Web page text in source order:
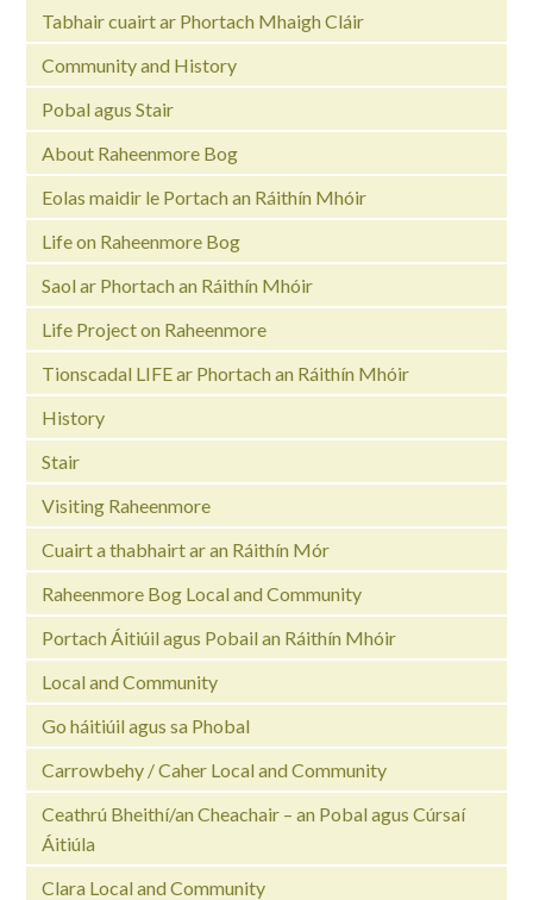
Tabhair cuairt ar Phortach Mhaigh Cláir
Community and History
Pobal agus Stair
About Raheenmore Bog
Eolas maidir le Portach an Ráithín Mhóir
Life on Raheenmore Bog
Saol ar Phortach an Ráithín Mhóir
Life Project on Raheenmore
Tionscadal LIFE ar Phortach an Ráithín Mhóir
History
Stair
Visiting Raheenmore
Cuairt a thabhairt ar an Ráithín Mór
Raheenmore Bog Local and Community
Portach Áitiúil agus Pobail an Ráithín Mhóir
Local and Community
Go háitiúil agus sa Phobal
Carrowbehy / Caher Local and Community
Ceathrú Bheithí/an Cheachair – an Pobal agus Cúrsaí
Áitiúla
Clara Local and Community